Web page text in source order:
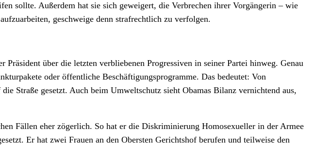
sollte. Außerdem hat sie sich geweigert, die Verbrechen ihrer Vorgängerin – wie
geschweige denn strafrechtlich zu verfolgen.
über die letzten verbliebenen Progressiven in seiner Partei hinweg. Genau
oder öffentliche Beschäftigungsprogramme. Das bedeutet: Von
Straße gesetzt. Auch beim Umweltschutz sieht Obamas Bilanz vernichtend aus,
Fällen eher zögerlich. So hat er die Diskriminierung Homosexueller in der Armee
Er hat zwei Frauen an den Obersten Gerichtshof berufen und teilweise den